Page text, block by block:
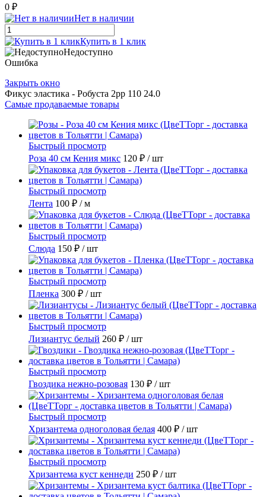
0 ₽
Нет в наличии
Купить в 1 клик
Недоступно
Ошибка
Закрыть окно
Фикус эластика - Робуста 2рр 110 24.0
Самые продаваемые товары
Быстрый просмотр
Роза 40 см Кения микс 120 ₽ / шт
Быстрый просмотр
Лента 100 ₽ / м
Быстрый просмотр
Слюда 150 ₽ / шт
Быстрый просмотр
Пленка 300 ₽ / шт
Быстрый просмотр
Лизиантус белый 260 ₽ / шт
Быстрый просмотр
Гвоздика нежно-розовая 130 ₽ / шт
Быстрый просмотр
Хризантема одноголовая белая 400 ₽ / шт
Быстрый просмотр
Хризантема куст кеннеди 250 ₽ / шт